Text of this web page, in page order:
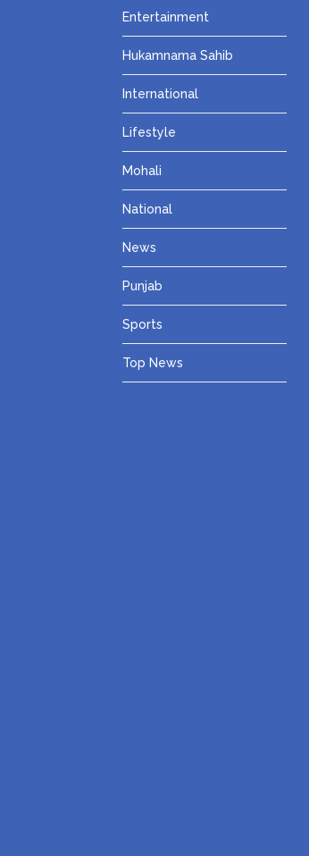
Entertainment
Hukamnama Sahib
International
Lifestyle
Mohali
National
News
Punjab
Sports
Top News